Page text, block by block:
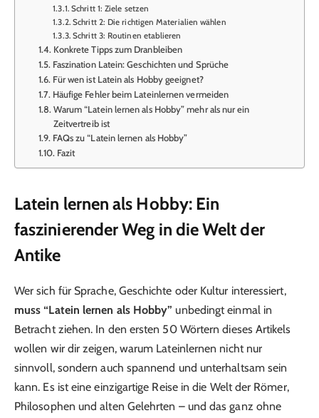
Schritt 1: Ziele setzen
Schritt 2: Die richtigen Materialien wählen
Schritt 3: Routinen etablieren
Konkrete Tipps zum Dranbleiben
Faszination Latein: Geschichten und Sprüche
Für wen ist Latein als Hobby geeignet?
Häufige Fehler beim Lateinlernen vermeiden
Warum “Latein lernen als Hobby” mehr als nur ein
Zeitvertreib ist
FAQs zu “Latein lernen als Hobby”
Fazit
Latein lernen als Hobby: Ein
faszinierender Weg in die Welt der
Antike
Wer sich für Sprache, Geschichte oder Kultur interessiert,
muss “Latein lernen als Hobby” unbedingt einmal in
Betracht ziehen. In den ersten 50 Wörtern dieses Artikels
wollen wir dir zeigen, warum Lateinlernen nicht nur
sinnvoll, sondern auch spannend und unterhaltsam sein
kann. Es ist eine einzigartige Reise in die Welt der Römer,
Philosophen und alten Gelehrten – und das ganz ohne